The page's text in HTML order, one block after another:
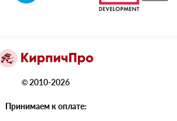
© 2010-2026
Принимаем к оплате: